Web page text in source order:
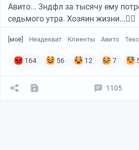
Авито... 3ндфл за тысячу ему
седьмого утра. Хозяин жизни...🤦‍♀️
[моё] Неадекват Клиенты Авито
164 56 12 7
1105